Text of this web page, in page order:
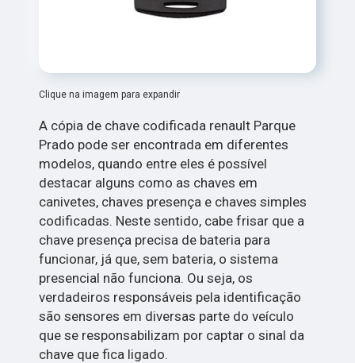
Clique na imagem para expandir
A cópia de chave codificada renault Parque
Prado pode ser encontrada em diferentes
modelos, quando entre eles é possível
destacar alguns como as chaves em
canivetes, chaves presença e chaves simples
codificadas. Neste sentido, cabe frisar que a
chave presença precisa de bateria para
funcionar, já que, sem bateria, o sistema
presencial não funciona. Ou seja, os
verdadeiros responsáveis pela identificação
são sensores em diversas parte do veículo
que se responsabilizam por captar o sinal da
chave que fica ligado.